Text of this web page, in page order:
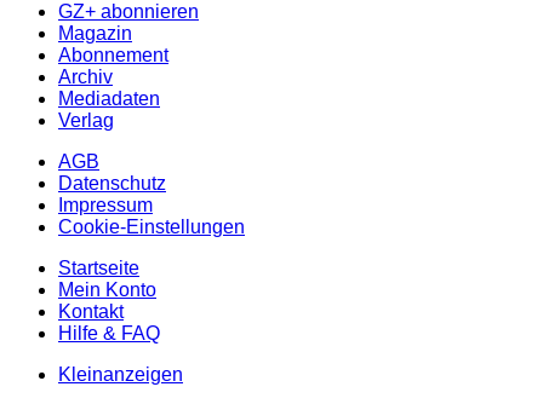
GZ+ abonnieren
Magazin
Abonnement
Archiv
Mediadaten
Verlag
AGB
Datenschutz
Impressum
Cookie-Einstellungen
Startseite
Mein Konto
Kontakt
Hilfe & FAQ
Kleinanzeigen